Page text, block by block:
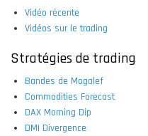
Vidéo récente
Vidéos sur le trading
Stratégies de trading
Bandes de Mogalef
Commodities Forecast
DAX Morning Dip
DMI Divergence